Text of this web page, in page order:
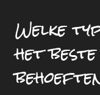
Welke
het